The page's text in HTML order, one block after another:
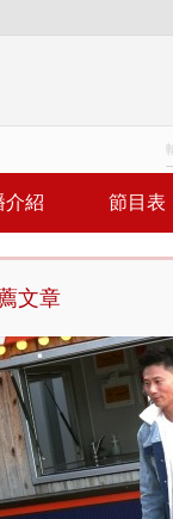
介紹 節目表
文章